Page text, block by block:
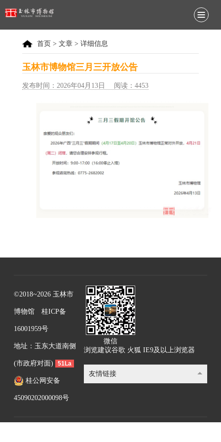
首页 > 文章> 详细信息
玉林市博物馆三月三开放公告
发布时间：2026年04月13日 阅读：4453
©2018~2026 玉林市
博物馆 桂ICP备
16001959号
地址：玉东大道南侧
(市政府对面) 51La
桂公网安备
45090202000098号
微信
浏览建议谷歌 火狐 IE9及以上浏览器
友情链接